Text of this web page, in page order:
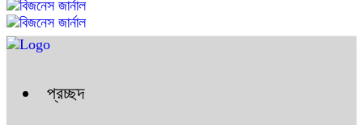
প্রচ্ছদ